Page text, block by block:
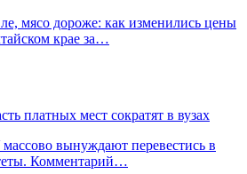
мясо дороже: как изменились цены
крае за…
платных мест сократят в вузах
вынуждают перевестись в
Комментарий…